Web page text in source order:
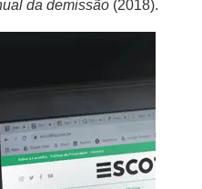
da demissão (2018).